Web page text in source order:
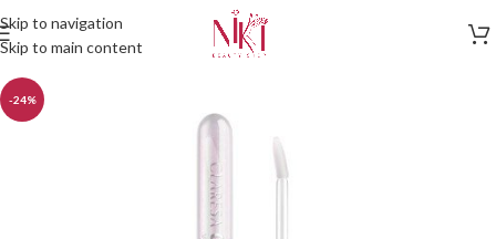
Skip to navigation
Skip to main content
-24%